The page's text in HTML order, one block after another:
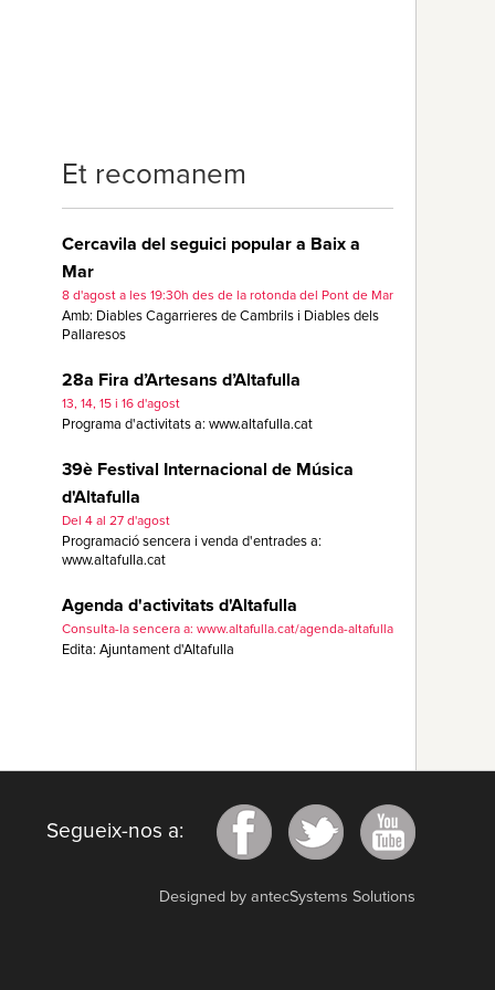
Et recomanem
Cercavila del seguici popular a Baix a
Mar
8 d'agost a les 19:30h des de la rotonda del Pont de Mar
Amb: Diables Cagarrieres de Cambrils i Diables dels
Pallaresos
28a Fira d’Artesans d’Altafulla
13, 14, 15 i 16 d'agost
Programa d'activitats a: www.altafulla.cat
39è Festival Internacional de Música
d'Altafulla
Del 4 al 27 d'agost
Programació sencera i venda d'entrades a:
www.altafulla.cat
Agenda d'activitats d'Altafulla
Consulta-la sencera a: www.altafulla.cat/agenda-altafulla
Edita: Ajuntament d'Altafulla
Segueix-nos a:
Designed by antecSystems Solutions